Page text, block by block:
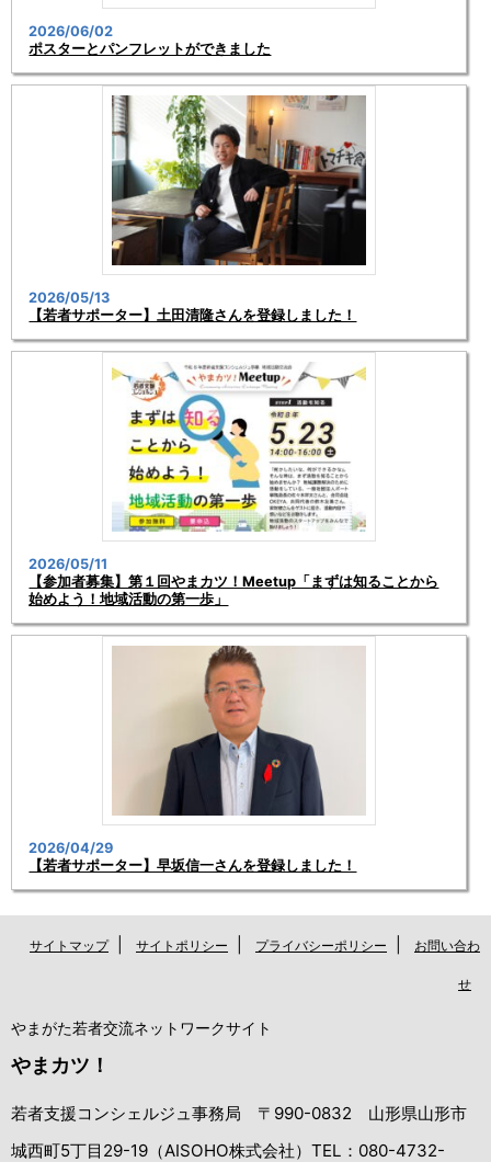
2026/06/02
ポスターとパンフレットができました
2026/05/13
【若者サポーター】土田清隆さんを登録しました！
2026/05/11
【参加者募集】第１回やまカツ！Meetup「まずは知ることから
始めよう！地域活動の第一歩」
2026/04/29
【若者サポーター】早坂信一さんを登録しました！
サイトマップ サイトポリシー プライバシーポリシー お問い合わ
せ
やまがた若者交流ネットワークサイト
やまカツ！
若者支援コンシェルジュ事務局 〒990-0832 山形県山形市
城西町5丁目29-19（AISOHO株式会社）TEL：080-4732-